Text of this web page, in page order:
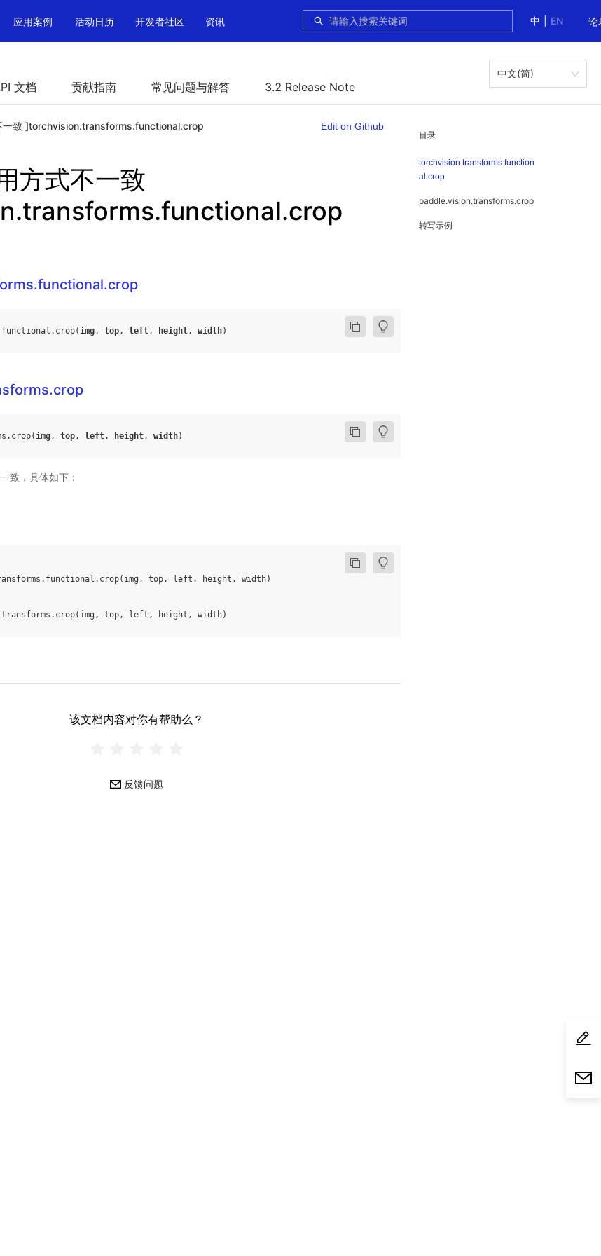
中
EN 论
应用案例 活动日历 开发者社区 资讯
文档 贡献指南 常见问题与解答 3.2 Release Note
中文(简)
目录
torchvision.transforms.function
al.crop
paddle.vision.transforms.crop
转写示例
一致 ]torchvision.transforms.functional.crop Edit on Github
方式不一致
functional . crop(img, top, left, height, width)
. crop(img, top, left, height, width)
致，具体如下：
. functional . crop( img , top, left , height , width)
transforms . crop( img , top, left , height , width)
该文档内容对你有帮助么？
反馈问题